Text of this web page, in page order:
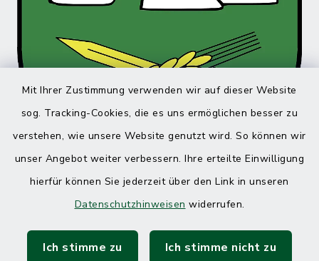
Mit Ihrer Zustimmung verwenden wir auf dieser Website
sog. Tracking-Cookies, die es uns ermöglichen besser zu
verstehen, wie unsere Website genutzt wird. So können wir
unser Angebot weiter verbessern. Ihre erteilte Einwilligung
hierfür können Sie jederzeit über den Link in unseren
Datenschutzhinweisen widerrufen.
Ich stimme zu Ich stimme nicht zu
Kontakt